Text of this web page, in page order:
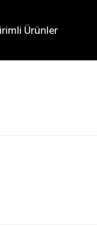
Ürünler